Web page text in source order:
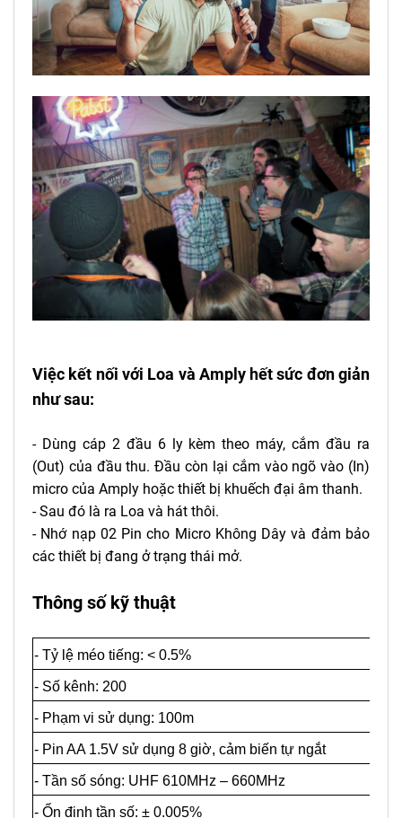
Việc kết nối với Loa và Amply hết sức đơn giản
như sau:
- Dùng cáp 2 đầu 6 ly kèm theo máy, cắm đầu ra
(Out) của đầu thu. Đầu còn lại cắm vào ngõ vào (In)
micro của Amply hoặc thiết bị khuếch đại âm thanh.
- Sau đó là ra Loa và hát thôi.
- Nhớ nạp 02 Pin cho Micro Không Dây và đảm bảo
các thiết bị đang ở trạng thái mở.
Thông số kỹ thuật
- Tỷ lệ méo tiếng: < 0.5%
- Số kênh: 200
- Phạm vi sử dụng: 100m
- Pin AA 1.5V sử dụng 8 giờ, cảm biến tự ngắt
- Tần số sóng: UHF 610MHz – 660MHz
- Ổn định tần số: ± 0.005%